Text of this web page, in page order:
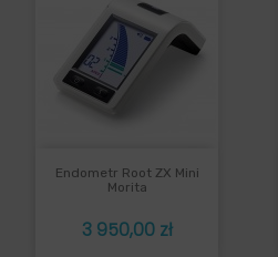
Endometr Root ZX Mini
Morita
Cena
3 950,00 zł